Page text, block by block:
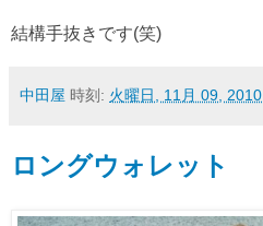
結構手抜きです(笑)
中田屋 時刻: 火曜日, 11月 09, 2010
ロングウォレット